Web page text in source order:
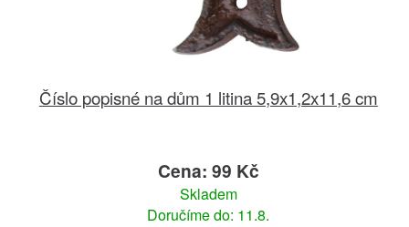
Číslo popisné na dům 1 litina 5,9x1,2x11,6 cm
Cena: 99 Kč
Skladem
Doručíme do: 11.8.